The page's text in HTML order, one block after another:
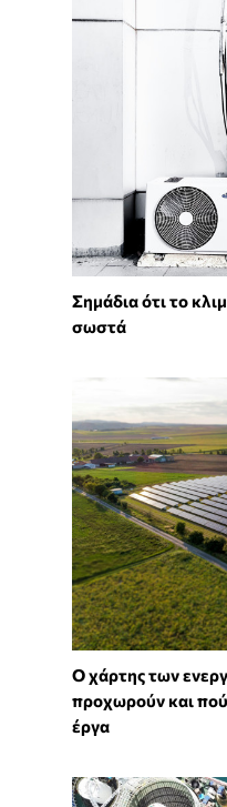
Σημάδια ότι το
σωστά
Ο χάρτης των
προχωρούν και
έργα